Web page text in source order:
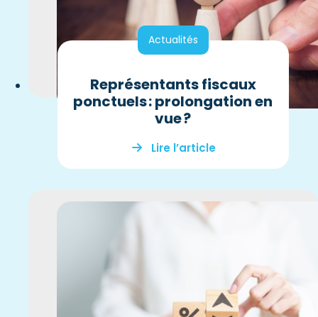
Actualités
Représentants fiscaux
ponctuels : prolongation en
vue ?
Lire l’article